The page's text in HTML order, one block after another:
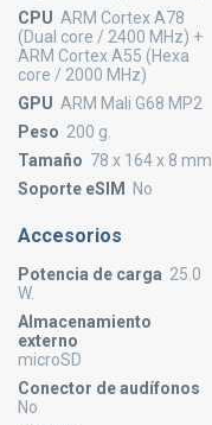
CPU ARM Cortex A78
(Dual core / 2400 MHz) +
ARM Cortex A55 (Hexa
core / 2000 MHz)
GPU ARM Mali G68 MP2
Peso 200 g.
Tamaño 78 x 164 x 8 mm
Soporte eSIM
No
Accesorios
Potencia de carga 25.0
W.
Almacenamiento
externo
microSD
Conector de audífonos
No